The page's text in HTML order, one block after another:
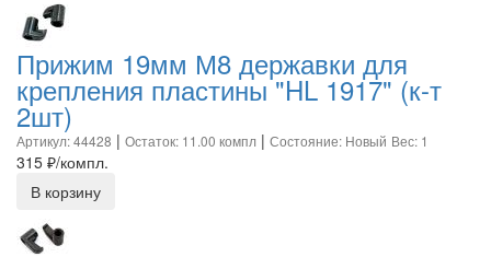
Прижим 19мм М8 державки для
крепления пластины "HL 1917" (к-т
2шт)
Артикул: 44428 | Остаток: 11.00 компл | Состояние: Новый Вес: 1
315 ₽/компл.
В корзину